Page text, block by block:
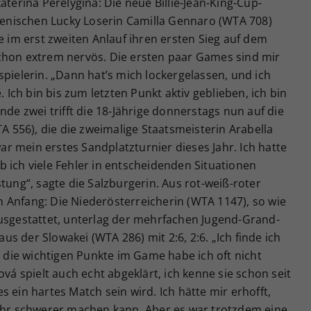
Lucky Loserin Camilla Gennaro (WTA 708)
im erst zweiten Anlauf ihren ersten Sieg auf dem
extrem nervös. Die ersten paar Games sind mir
„Dann hat’s mich lockergelassen, und ich
Ich bin bis zum letzten Punkt aktiv geblieben, ich bin
zwei trifft die 18-Jährige donnerstags nun auf die
556), die die zweimalige Staatsmeisterin Arabella
mein erstes Sandplatzturnier dieses Jahr. Ich hatte
ich viele Fehler in entscheidenden Situationen
sagte die Salzburgerin. Aus rot-weiß-roter
Die Niederösterreicherin (WTA 1147), so wie
unterlag der mehrfachen Jugend-Grand-
der Slowakei (WTA 286) mit 2:6, 2:6. „Ich finde ich
wichtigen Punkte im Game habe ich oft nicht
spielt auch echt abgeklärt, ich kenne sie schon seit
ein hartes Match sein wird. Ich hätte mir erhofft,